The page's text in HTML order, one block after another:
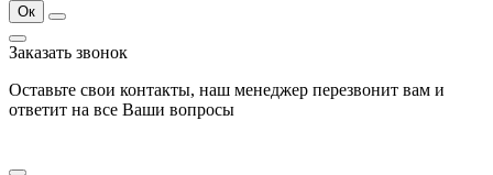
Ок
Заказать звонок
Оставьте свои контакты, наш менеджер перезвонит вам и
ответит на все Ваши вопросы